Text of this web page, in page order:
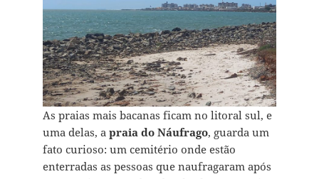
As praias mais bacanas ficam no litoral sul, e
uma delas, a praia do Náufrago, guarda um
fato curioso: um cemitério onde estão
enterradas as pessoas que naufragaram após